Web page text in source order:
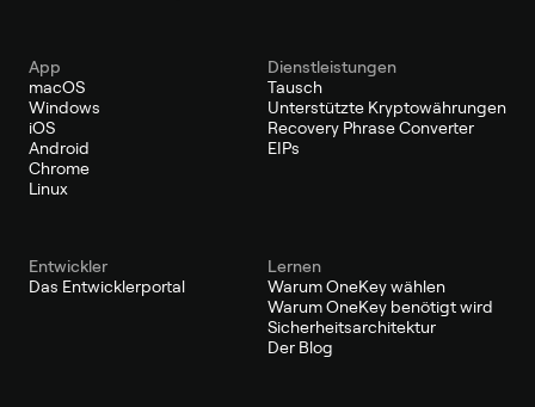
App
macOS
Windows
iOS
Android
Chrome
Linux
Dienstleistungen
Tausch
Unterstützte Kryptowährungen
Recovery Phrase Converter
EIPs
Entwickler
Das Entwicklerportal
Lernen
Warum OneKey wählen
Warum OneKey benötigt wird
Sicherheitsarchitektur
Der Blog